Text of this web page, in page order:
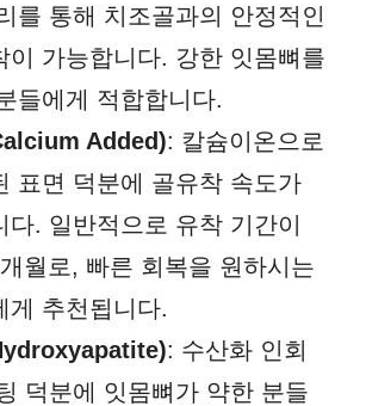
를 통해 치조골과의 안정적인
이 가능합니다. 강한 잇몸뼈를
들에게 적합합니다.
Added): 칼슘이온으로
표면 덕분에 골유착 속도가
다. 일반적으로 유착 기간이
월로, 빠른 회복을 원하시는
게 추천됩니다.
: 수산화 인회
덕분에 잇몸뼈가 약한 분들